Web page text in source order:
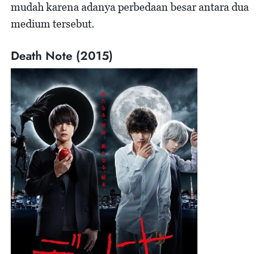
mudah karena adanya perbedaan besar antara dua
medium tersebut.
Death Note (2015)